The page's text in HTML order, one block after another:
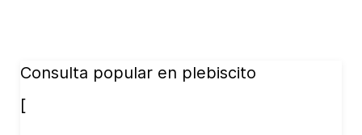
Consulta popular en plebiscito
[